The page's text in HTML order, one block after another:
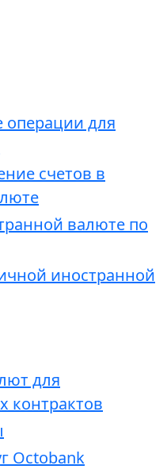
для
счетов в
валюте по
иностранной
для
контрактов
Octobank